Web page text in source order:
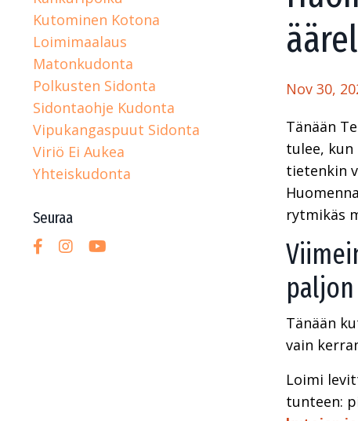
Nov 30,
Tänään
tulee, kun
tietenkin
rytmikäs
paljon
Tänään
vain
Loimi
tunteen:
Kutominen Kotona
Loimimaalaus
Matonkudonta
Polkusten Sidonta
Sidontaohje Kudonta
Vipukangaspuut Sidonta
Viriö Ei Aukea
Yhteiskudonta
Seuraa